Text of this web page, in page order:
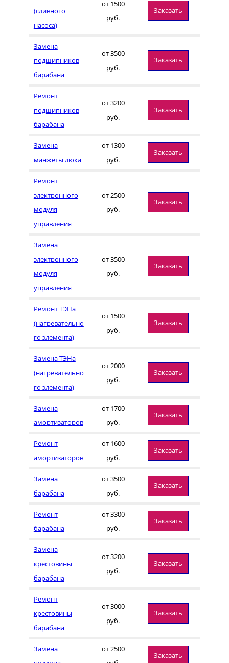
(сливного
насоса)
от 1500
руб.
Заказать
Замена
подшипников
барабана
от 3500
руб.
Заказать
Ремонт
подшипников
барабана
от 3200
руб.
Заказать
Замена
манжеты люка
от 1300
руб.
Заказать
Ремонт
электронного
модуля
управления
от 2500
руб.
Заказать
Замена
электронного
модуля
управления
от 3500
руб.
Заказать
Ремонт ТЭНа
(нагревательно
го элемента)
от 1500
руб.
Заказать
Замена ТЭНа
(нагревательно
го элемента)
от 2000
руб.
Заказать
Замена
амортизаторов
от 1700
руб.
Заказать
Ремонт
амортизаторов
от 1600
руб.
Заказать
Замена
барабана
от 3500
руб.
Заказать
Ремонт
барабана
от 3300
руб.
Заказать
Замена
крестовины
барабана
от 3200
руб.
Заказать
Ремонт
крестовины
барабана
от 3000
руб.
Заказать
Замена
от 2500
Заказать